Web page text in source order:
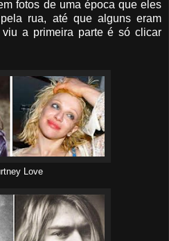
fotos de uma época que eles
rua, até que alguns eram
a primeira parte é só clicar
Love